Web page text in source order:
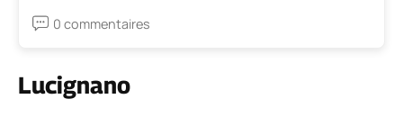
0 commentaires
Lucignano